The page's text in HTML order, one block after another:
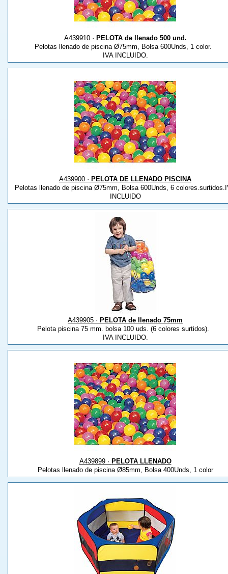
A439910 · PELOTA de llenado 500 und.
Pelotas llenado de piscina Ø75mm, Bolsa 600Unds, 1 color.
IVA INCLUIDO.
A439900 · PELOTA DE LLENADO PISCINA
Pelotas llenado de piscina Ø75mm, Bolsa 600Unds, 6
INCLUIDO
A439905 · PELOTA de llenado 75mm
Pelota piscina 75 mm. bolsa 100 uds. (6 colores surtidos).
IVA INCLUIDO.
A439899 · PELOTA LLENADO
Pelotas llenado de piscina Ø85mm, Bolsa 400Unds, 1 color